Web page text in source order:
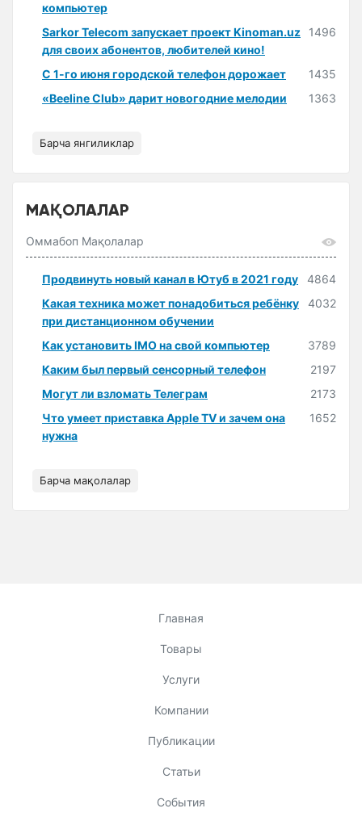
компьютер
Sarkor Telecom запускает проект Kinoman.uz
для своих абонентов, любителей кино!
1496
С 1-го июня городской телефон дорожает
1435
«Beeline Club» дарит новогодние мелодии
1363
Барча янгиликлар
МАҚОЛАЛАР
Оммабоп Мақолалар
Продвинуть новый канал в Ютуб в 2021 году
4864
Какая техника может понадобиться ребёнку
при дистанционном обучении
4032
Как установить IMO на свой компьютер
3789
Каким был первый сенсорный телефон
2197
Могут ли взломать Телеграм
2173
Что умеет приставка Apple TV и зачем она
нужна
1652
Барча мақолалар
Главная
Товары
Услуги
Компании
Публикации
Статьи
События